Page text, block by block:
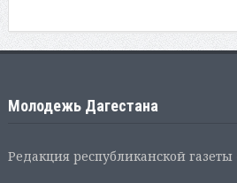
Молодежь Дагестана
Редакция республиканской